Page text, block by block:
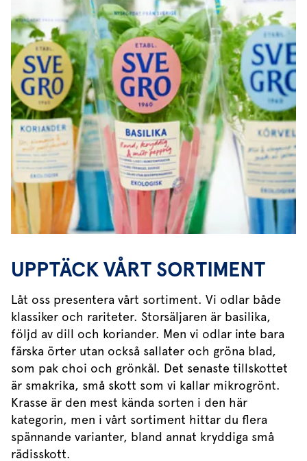
UPPTÄCK VÅRT SORTIMENT
Låt oss presentera vårt sortiment. Vi odlar både
klassiker och rariteter. Storsäljaren är basilika,
följd av dill och koriander. Men vi odlar inte bara
färska örter utan också sallater och gröna blad,
som pak choi och grönkål. Det senaste tillskottet
är smakrika, små skott som vi kallar mikrogrönt.
Krasse är den mest kända sorten i den här
kategorin, men i vårt sortiment hittar du flera
spännande varianter, bland annat kryddiga små
rädisskott.